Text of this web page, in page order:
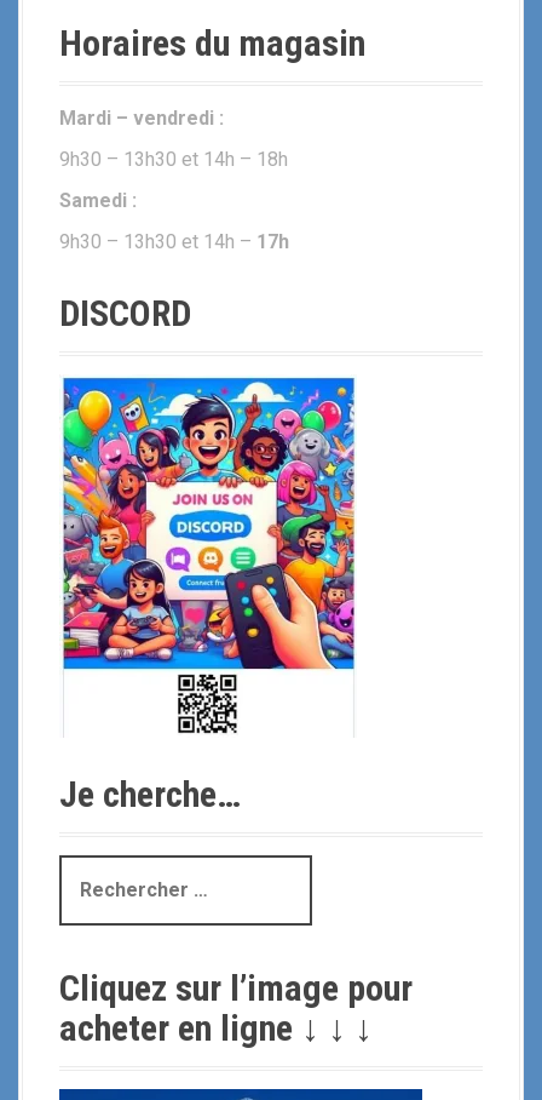
Horaires du magasin
Mardi – vendredi :
9h30 – 13h30 et 14h – 18h
Samedi :
9h30 – 13h30 et 14h – 17h
DISCORD
Je cherche…
c
e
c
Cliquez sur l’image pour
acheter en ligne ↓ ↓ ↓